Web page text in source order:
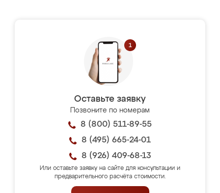
Оставьте заявку
Позвоните по номерам
8 (800) 511-89-55
8 (495) 665-24-01
8 (926) 409-68-13
Или оставьте заявку на сайте для консультации и
предварительного расчёта стоимости.